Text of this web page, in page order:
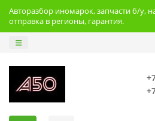
Авторазбор иномарок, запчасти б/у,
отправка в регионы, гарантия.